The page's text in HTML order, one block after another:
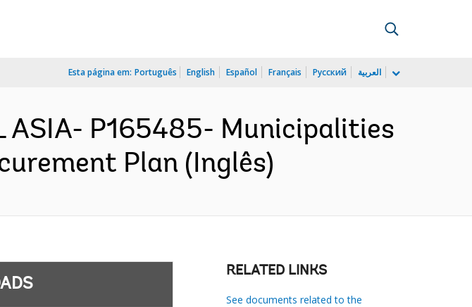
Esta página em: Português English Español Français Русский العربية
ASIA- P165485- Municipalities
Plan (Inglês)
RELATED LINKS
See documents related to the